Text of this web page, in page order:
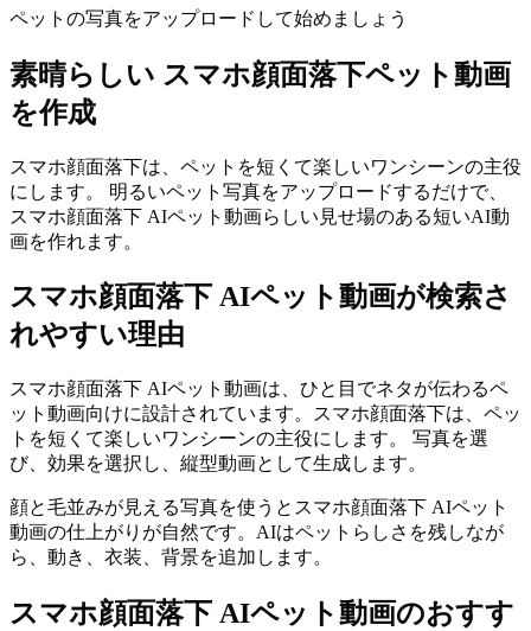
ペットの写真をアップロードして始めましょう
素晴らしい スマホ顔面落下ペット動画
を作成
スマホ顔面落下は、ペットを短くて楽しいワンシーンの主役
にします。 明るいペット写真をアップロードするだけで、
スマホ顔面落下 AIペット動画らしい見せ場のある短いAI動
画を作れます。
スマホ顔面落下 AIペット動画が検索さ
れやすい理由
スマホ顔面落下 AIペット動画は、ひと目でネタが伝わるペ
ット動画向けに設計されています。スマホ顔面落下は、ペッ
トを短くて楽しいワンシーンの主役にします。 写真を選
び、効果を選択し、縦型動画として生成します。
顔と毛並みが見える写真を使うとスマホ顔面落下 AIペット
動画の仕上がりが自然です。AIはペットらしさを残しなが
ら、動き、衣装、背景を追加します。
スマホ顔面落下 AIペット動画のおすす